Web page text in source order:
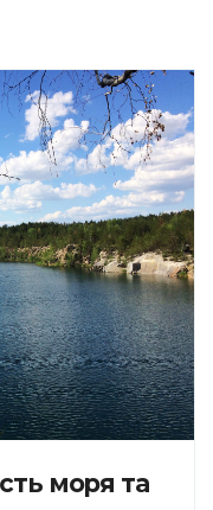
моря та